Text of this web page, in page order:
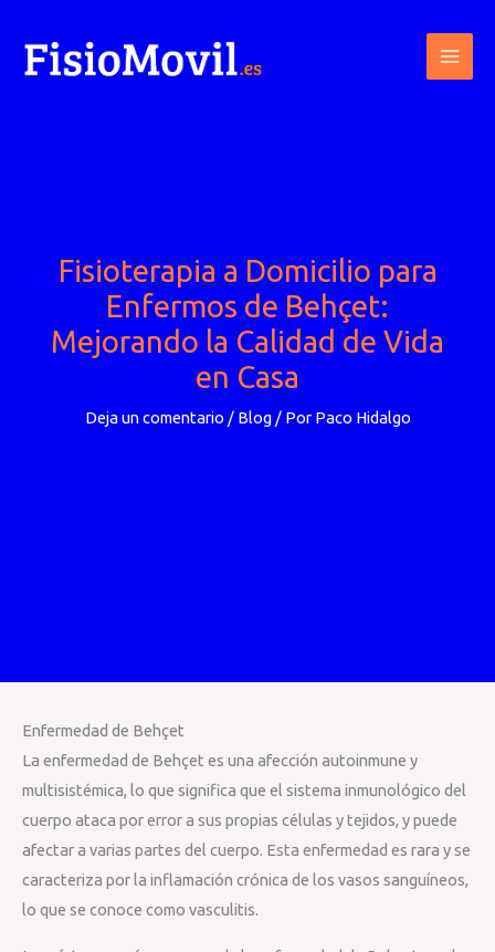
contenido
Fisioterapia a Domicilio para
Enfermos de Behçet:
Mejorando la Calidad de Vida
en Casa
Deja un comentario / Blog/ Por Paco Hidalgo
Enfermedad de Behçet
La enfermedad de Behçet es una afección autoinmune y
multisistémica, lo que significa que el sistema inmunológico del
cuerpo ataca por error a sus propias células y tejidos, y puede
afectar a varias partes del cuerpo. Esta enfermedad es rara y se
caracteriza por la inflamación crónica de los vasos sanguíneos,
lo que se conoce como vasculitis.